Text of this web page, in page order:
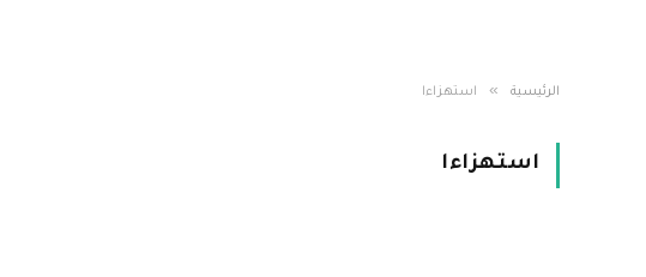
الرئيسية » استهزاءا
استهزاءا